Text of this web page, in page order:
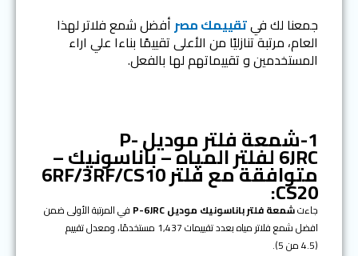
جمعنا لك فيتقييمك مصرأفضل شمع فلاتر لهذا
العام، مرتبة تنازليًا من الأعلى تقييمًا بناءا علي اراء
المستخدمين و تقييماتهم لها بالفعل.
1-شمعة فلتر موديل P-
6JRC لفلتر المياه – باناسونيك –
متوافقة مع فلتر 6RF/3RF/CS10 CS20:
جاءتشمعة فلتر باناسونيك موديل P-6JRC
في المرتبة الأولى ضمن
افضل شمع فلاتر مياه بعدد تقييمات 1,437 مستخدمًا، ومعدل تقييم
(4.5 من 5).